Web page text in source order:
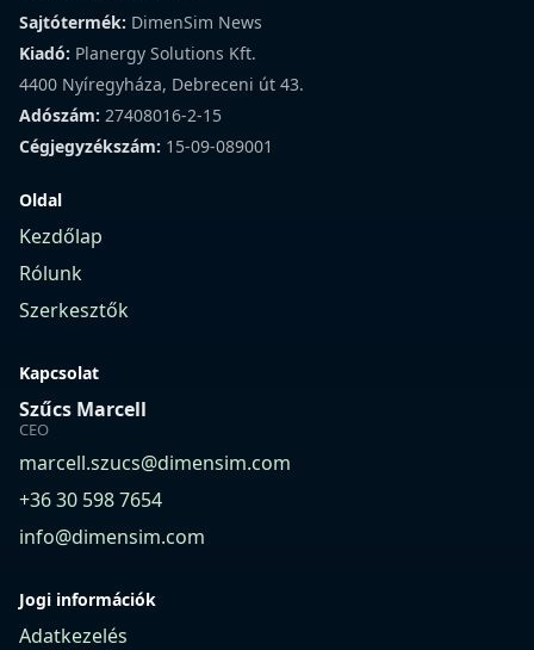
Sajtótermék: DimenSim News
Kiadó: Planergy Solutions Kft.
4400 Nyíregyháza, Debreceni út 43.
Adószám: 27408016-2-15
Cégjegyzékszám: 15-09-089001
Oldal
Kezdőlap
Rólunk
Szerkesztők
Kapcsolat
Szűcs Marcell
CEO
marcell.szucs@dimensim.com
+36 30 598 7654
info@dimensim.com
Jogi információk
Adatkezelés